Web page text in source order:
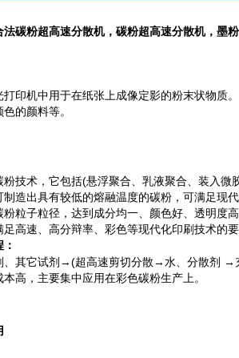
法碳粉超高速分散机，碳粉超高速分散机，墨
印机中用于在纸张上成像定影的粉末状物质
的颜料等。
粉技术，它包括(悬浮聚合、乳液聚合、装入微
造出具有较低的熔融温度的碳粉，可满足现
粒子粒径，达到成分均一、颜色好、透明度
高速、高分辩率、彩色等现代化印刷技术的
其它试剂 →(超高速剪切分散→ 水、分散剂 →
高，主要集中应用在彩色碳粉生产上。